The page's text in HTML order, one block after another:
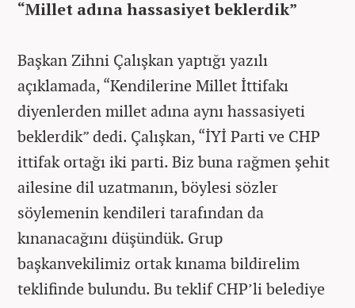
“Millet adına hassasiyet beklerdik”
Başkan Zihni Çalışkan yaptığı yazılı
açıklamada, “Kendilerine Millet İttifakı
diyenlerden millet adına aynı hassasiyeti
beklerdik” dedi. Çalışkan, “İYİ Parti ve CHP
ittifak ortağı iki parti. Biz buna rağmen şehit
ailesine dil uzatmanın, böylesi sözler
söylemenin kendileri tarafından da
kınanacağını düşündük. Grup
başkanvekilimiz ortak kınama bildirelim
teklifinde bulundu. Bu teklif CHP’li belediye